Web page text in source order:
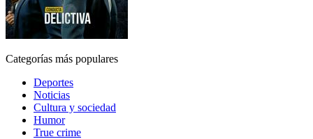
Categorías más populares
Deportes
Noticias
Cultura y sociedad
Humor
True crime